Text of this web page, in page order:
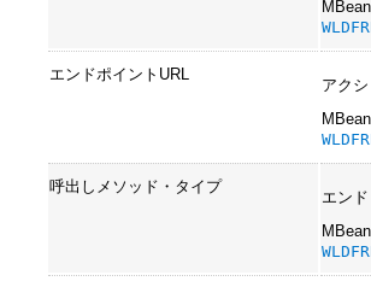
エンドポイントURL
アク
呼出しメソッド・タイプ
エン